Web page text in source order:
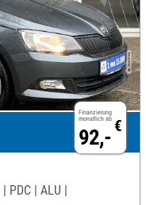
Finanzierung
monatlich ab €
92,-
PDC | ALU |